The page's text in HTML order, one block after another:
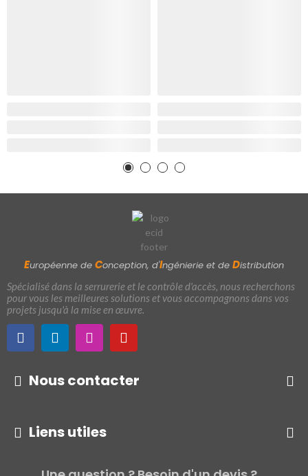
Européenne de Conception, d'Ingénierie et de Distribution
Spécialisé dans la serrurerie et le contrôle d'accès, nous recherchons
pour vous les meilleures solutions et vous accompagnons dans vos
projets jusqu'à la mise en œuvre.
Nous contacter
Liens utiles